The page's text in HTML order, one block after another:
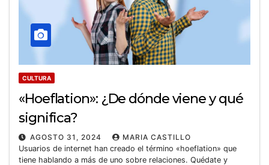
CULTURA
«Hoeflation»: ¿De dónde viene y qué
significa?
AGOSTO 31, 2024
MARIA CASTILLO
Usuarios de internet han creado el término «hoeflation» que
tiene hablando a más de uno sobre relaciones. Quédate y